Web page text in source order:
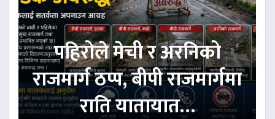
पहिरोले मेची र अरनिको
राजमार्ग ठप्प, बीपी राजमार्गमा
राति यातायात…